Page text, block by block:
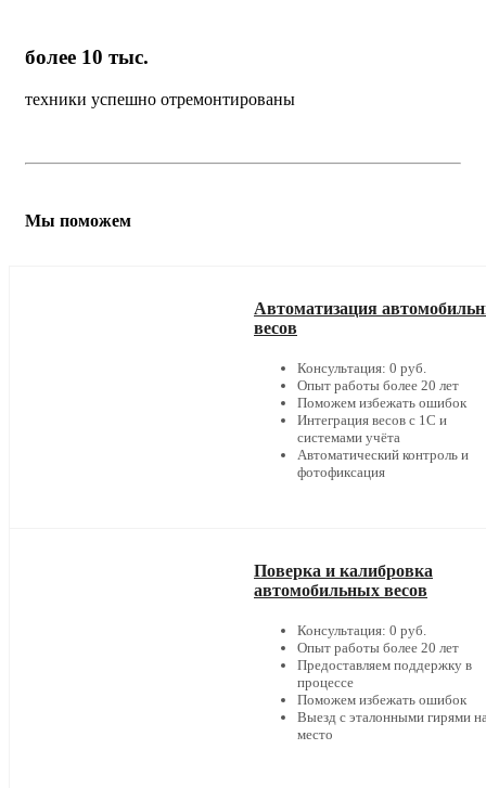
более 10 тыс.
техники успешно отремонтированы
Мы поможем
Автоматизация
весов
Консультация: 0 руб.
Опыт работы более 20 лет
Поможем избежать ошибок
Интеграция весов с 1С и
системами учёта
Автоматический контроль и
фотофиксация
Поверка и калибровка
автомобильных весов
Консультация: 0 руб.
Опыт работы более 20 лет
Предоставляем поддержку в
процессе
Поможем избежать ошибок
Выезд с эталонными гирями
место